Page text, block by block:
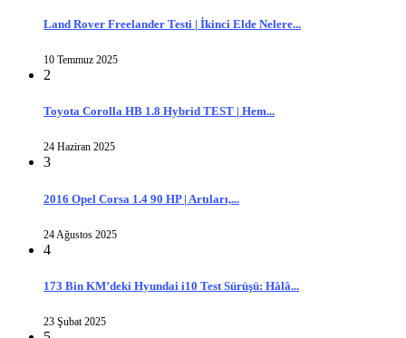
Land Rover Freelander Testi | İkinci Elde Nelere...
10 Temmuz 2025
2
Toyota Corolla HB 1.8 Hybrid TEST | Hem...
24 Haziran 2025
3
2016 Opel Corsa 1.4 90 HP | Artıları,...
24 Ağustos 2025
4
173 Bin KM’deki Hyundai i10 Test Sürüşü: Hâlâ...
23 Şubat 2025